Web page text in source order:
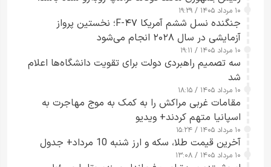
کسی که واقعاً دست به اقدام می‌زند
۱۰ مرداد ۱۴۰۵ / ۱۹:۲۹
جنگنده نسل ششم آمریکا F-۴۷؛ نخستین پرواز
آزمایشی در سال ۲۰۲۸ انجام می‌شود
۱۰ مرداد ۱۴۰۵ / ۱۹:۱۱
سه تصمیم راهبردی دولت برای تقویت دانشگاه‌ها اعلام
شد
۱۰ مرداد ۱۴۰۵ / ۱۸:۱۵
مقامات غربی مراکش را به کمک به موج مهاجرت به
اسپانیا متهم کردند+ ویدیو
۱۰ مرداد ۱۴۰۵ / ۱۵:۲۴
آخرین قیمت طلا، سکه و ارز شنبه 10 مرداد+ جدول
۱۰ مرداد ۱۴۰۵ / ۱۳:۰۸